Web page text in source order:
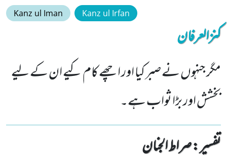
Kanz ul Iman Kanz ul Irfan
کنزالعرفان
مگر جنہوں نے صبر کیا اور اچھے کام کیے ان کے لیے
بخشش اور بڑا ثواب ہے۔
تفسیر : ‎صراط الجنان